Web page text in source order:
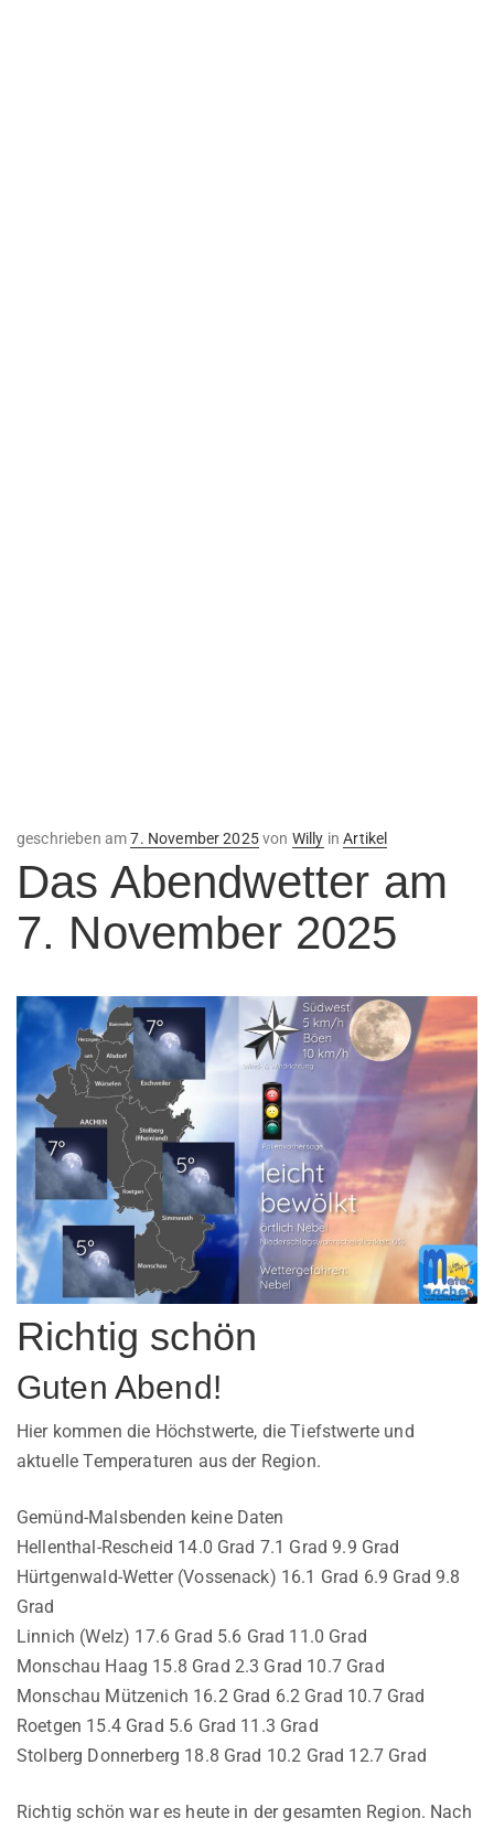
geschrieben amVeröffentlicht
am
7. November 2025von Willy inArtikel
Das Abendwetter am
7. November 2025
Richtig schön
Guten Abend!
Hier kommen die Höchstwerte, die Tiefstwerte und
aktuelle Temperaturen aus der Region.
Gemünd-Malsbenden keine Daten
Hellenthal-Rescheid 14.0 Grad 7.1 Grad 9.9 Grad
Hürtgenwald-Wetter (Vossenack) 16.1 Grad 6.9 Grad 9.8
Grad
Linnich (Welz) 17.6 Grad 5.6 Grad 11.0 Grad
Monschau Haag 15.8 Grad 2.3 Grad 10.7 Grad
Monschau Mützenich 16.2 Grad 6.2 Grad 10.7 Grad
Roetgen 15.4 Grad 5.6 Grad 11.3 Grad
Stolberg Donnerberg 18.8 Grad 10.2 Grad 12.7 Grad
Richtig schön war es heute in der gesamten Region. Nach